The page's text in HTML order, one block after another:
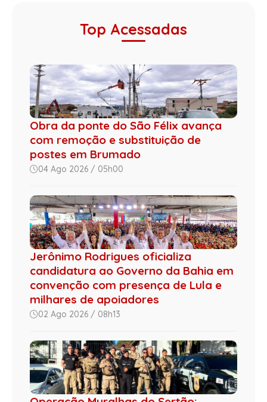
Top Acessadas
Obra da ponte do São Félix avança
com remoção e substituição de
postes em Brumado
04 Ago 2026 / 05h00
Jerônimo Rodrigues oficializa
candidatura ao Governo da Bahia em
convenção com presença de Lula e
milhares de apoiadores
02 Ago 2026 / 08h13